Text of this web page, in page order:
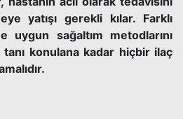
yatışı gerekli kılar. Farklı
uygun sağaltım metodlarını
konulana kadar hiçbir ilaç